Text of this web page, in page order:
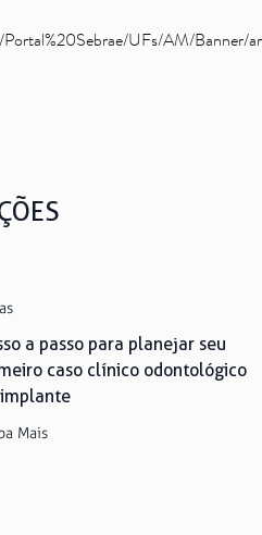
UFs/AM/Banner/
a passo para planejar seu
caso clínico odontológico
Mais